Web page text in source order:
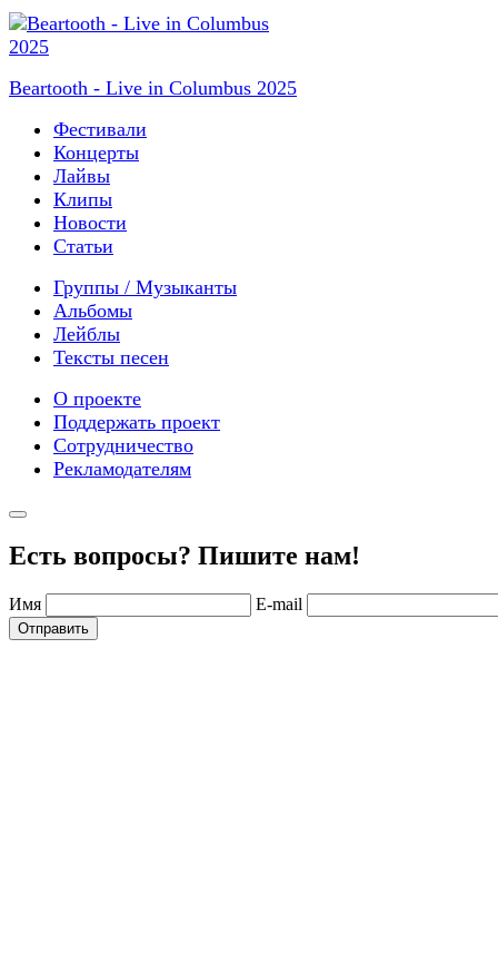
Beartooth - Live in Columbus 2025
Фестивали
Концерты
Лайвы
Клипы
Новости
Статьи
Группы / Музыканты
Альбомы
Лейблы
Тексты песен
О проекте
Поддержать проект
Сотрудничество
Рекламодателям
Есть вопросы? Пишите нам!
Имя E-mail